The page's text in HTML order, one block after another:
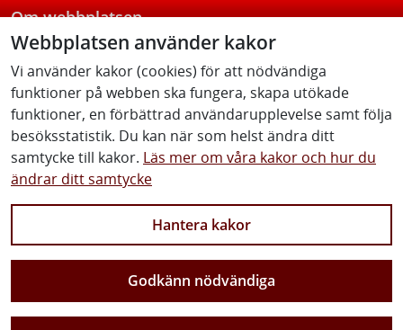
Webbplatsen använder kakor
Vi använder kakor (cookies) för att nödvändiga
funktioner på webben ska fungera, skapa utökade
funktioner, en förbättrad användarupplevelse samt följa
besöksstatistik. Du kan när som helst ändra ditt
samtycke till kakor. Läs mer om våra kakor och hur du
ändrar ditt samtycke
Hantera kakor
Godkänn nödvändiga
Vi gör Sverige närmare
Om webbplatsen
Tillgänglighetsredogörelse
Följ oss
Facebook Youtube